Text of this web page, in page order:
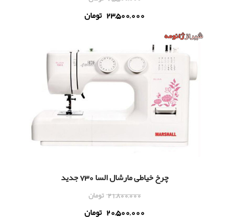
23,500,000 تومان
چرخ خياطی مارشال السا 730 جدید
21,800,000 تومان
20,500,000 تومان